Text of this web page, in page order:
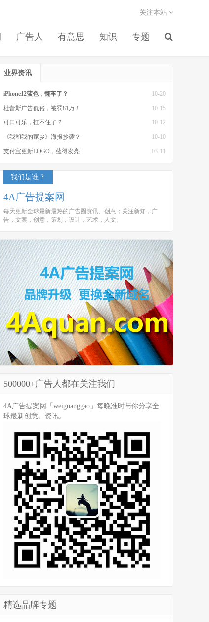
广告人 有意思 知识 专题
关注本站
业界资讯
10-20
iPhone12蓝色，翻车了？
10-15
杜蕾斯广告低俗，被罚81万！
10-12
可口可乐，扛不住了？
10-10
《我和我的家乡》海报抄袭？
03-11
支付宝更新LOGO，蓝得发亮
我们是谁？
4A广告提案网
每天更新全球最新最热的广告圈资讯、创意；关注新知，广
告，文案，创意，策划，设计，艺术，人文。
500000+广告人都在关注我们
4A广告提案网「weiguanggao」每晚准时与你分享全
球最新创意、资讯。
精选品牌专题